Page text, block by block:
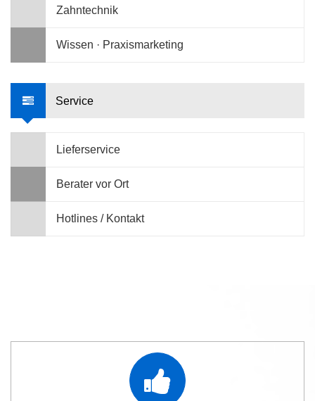
Zahntechnik
Wissen · Praxismarketing
Service
Lieferservice
Berater vor Ort
Hotlines / Kontakt